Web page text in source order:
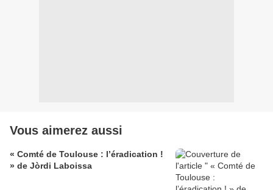
Vous aimerez aussi
« Comté de Toulouse : l’éradication !
» de Jòrdi Laboissa